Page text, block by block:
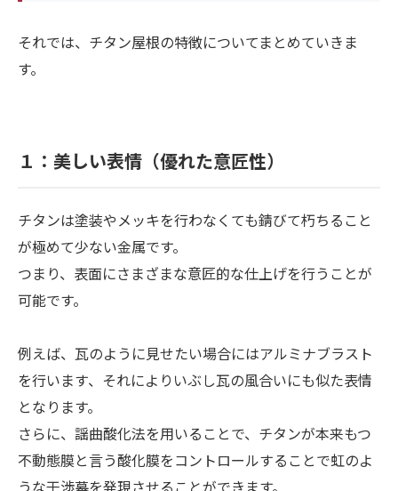
それでは、チタン屋根の特徴についてまとめていきま
す。
１：美しい表情（優れた意匠性）
チタンは塗装やメッキを行わなくても錆びて朽ちること
が極めて少ない金属です。
つまり、表面にさまざまな意匠的な仕上げを行うことが
可能です。
例えば、瓦のように見せたい場合にはアルミナブラスト
を行います、それによりいぶし瓦の風合いにも似た表情
となります。
さらに、謡曲酸化法を用いることで、チタンが本来もつ
不動態膜と言う酸化膜をコントロールすることで虹のよ